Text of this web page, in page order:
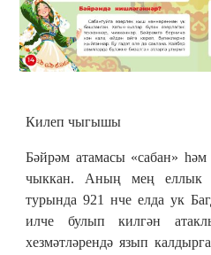
Килеп чыгышы
Бәйрәм атамасы «сабан» һәм
чыккан. Аның мең еллык
турында 921 нче елда ук
илче булып килгән
хезмәтләрендә язып